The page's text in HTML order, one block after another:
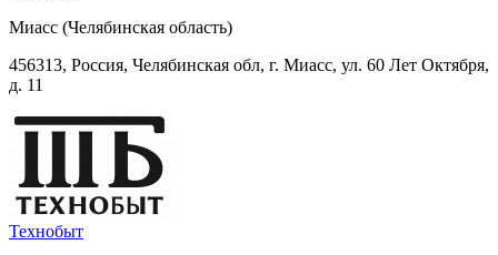
Миасс (Челябинская область)
456313, Россия, Челябинская обл, г. Миасс, ул. 60 Лет Октября,
д. 11
Технобыт